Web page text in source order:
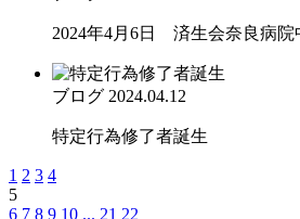
2024年4月6日 済生会奈良病院
ブログ 2024.04.12
特定行為修了者誕生
1 2 3 4
5
6 7 8 9 10 ... 21 22